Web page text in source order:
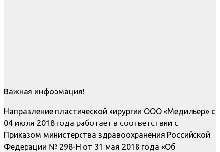
Важная информация!
Направление пластической хирургии ООО «Медильер» с
04 июля 2018 года работает в соответствии с
Приказом министерства здравоохранения Российской
Федерации № 298-Н от 31 мая 2018 года «Об